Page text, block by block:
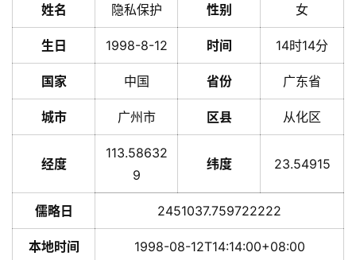
姓名 隐私保护 性别 女
生日 1998-8-12 时间 14时14分
国家 中国 省份 广东省
城市 广州市 区县 从化区
经度
113.58632
9
纬度 23.54915
儒略日 2451037.759722222
本地时间 1998-08-12T14:14:00+08:00